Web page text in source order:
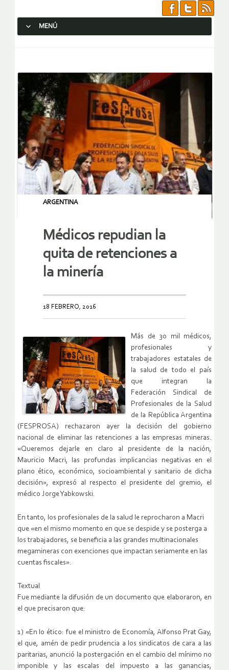
MENÚ
ARGENTINA
Médicos repudian la
quita de retenciones a
la minería
18 FEBRERO, 2016
Más de 30 mil médicos,
profesionales y
trabajadores estatales de
la salud de todo el país
que integran la
Federación Sindical de
Profesionales de la Salud
de la República Argentina
(FESPROSA) rechazaron ayer la decisión del gobierno
nacional de eliminar las retenciones a las empresas mineras.
«Queremos dejarle en claro al presidente de la nación,
Mauricio Macri, las profundas implicancias negativas en el
plano ético, económico, socioambiental y sanitario de dicha
decisión», expresó al respecto el presidente del gremio, el
médico Jorge Yabkowski.
En tanto, los profesionales de la salud le reprocharon a Macri
que «en el mismo momento en que se despide y se posterga a
los trabajadores, se beneficia a las grandes multinacionales
megamineras con exenciones que impactan seriamente en las
cuentas fiscales».
Textual
Fue mediante la difusión de un documento que elaboraron, en
el que precisaron que:
1) «En lo ético: fue el ministro de Economía, Alfonso Prat Gay,
el que, amén de pedir prudencia a los sindicatos de cara a las
paritarias, anunció la postergación en el cambio del mínimo no
imponible y las escalas del impuesto a las ganancias,